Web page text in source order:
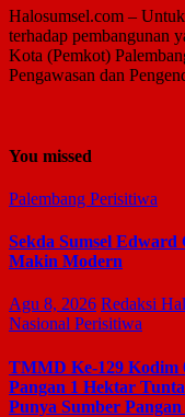
Halosumsel.com –
terhadap pembangunan
Kota (Pemkot)
Pengawasan dan
You missed
Palembang Perisitiwa
Sekda Sumsel
Makin Modern
Agu 8, 2026 Redaksi
Nasional Perisitiwa
TMMD Ke-129 Kodim
Pangan 1 Hektar
Punya Sumber